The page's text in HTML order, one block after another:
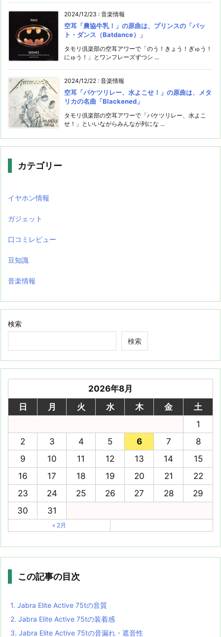
2024/12/23 : 音楽情報
空耳「農協牛乳！」の原曲は、プリンスの「バッ
ト・ダンス（Batdance）」
タモリ倶楽部の空耳アワーで「のう！きょう！ぎゅう！
にゅう！」とワンフレーズずつシ ...
2024/12/22 : 音楽情報
空耳「バケツリレー、水よこせ！」の原曲は、メタ
リカの名曲「Blackened」
タモリ倶楽部の空耳アワーで「バケツリレー、水よこ
せ！」といいながらみんなが列にな ...
カテゴリー
イヤホン情報
ガジェット
口コミレビュー
豆知識
音楽情報
検索
検索
2026年8月
日
月 火 水 木 金
土
1
2
3 4 5 6 7
8
9
10 11 12 13 14
15
16
17 18 19 20 21
22
23
24 25 26 27 28
29
30
31
« 2月
この記事の目次
1. Jabra Elite Active 75tの音質
2. Jabra Elite Active 75tの装着感
3. Jabra Elite Active 75tの音漏れ・遮音性